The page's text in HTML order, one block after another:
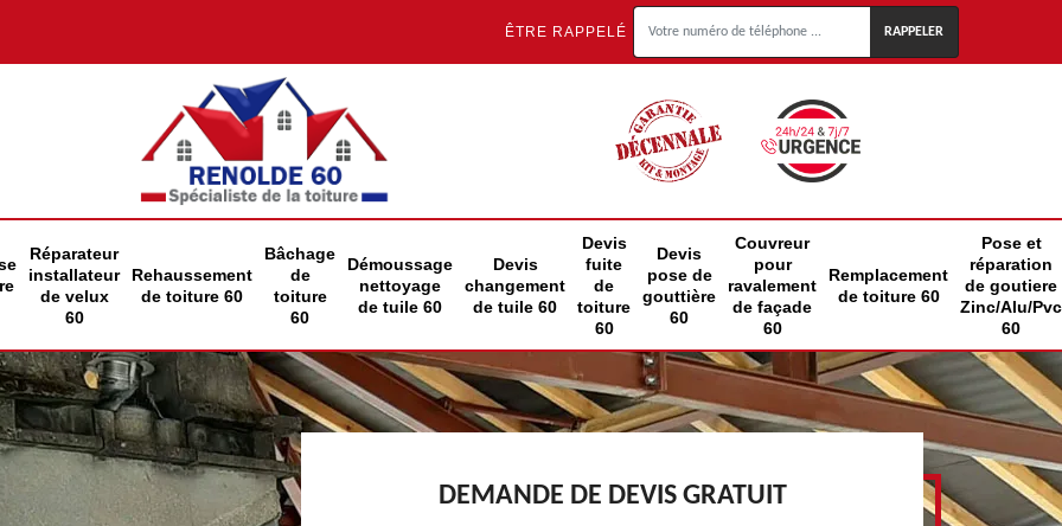
ÊTRE RAPPELÉ
Réparateur
installateur
de velux
60
Rehaussement
de toiture 60
Bâchage
de
toiture
60
Démoussage
nettoyage
de tuile 60
Devis
changement
de tuile 60
Devis
fuite
de
toiture
60
Devis
pose de
gouttière
60
Couvreur
pour
ravalement
de façade
60
Remplacement
de toiture 60
Pose et
réparation
de goutiere
Zinc/Alu/Pvc
60
DEMANDE DE DEVIS GRATUIT